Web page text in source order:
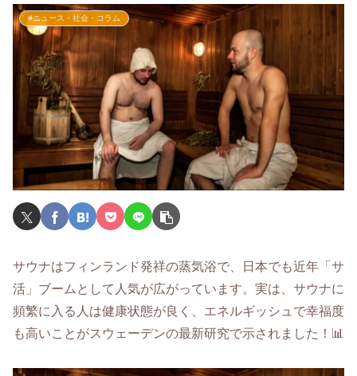
#ニュース・社会・コラム
サウナはフィンランド発祥の蒸気浴で、日本でも近年「サ
活」ブームとして人気が広がっています。実は、サウナに
頻繁に入る人は健康状態が良く、エネルギッシュで幸福度
も高いことがスウェーデンの最新研究で示されました！📊